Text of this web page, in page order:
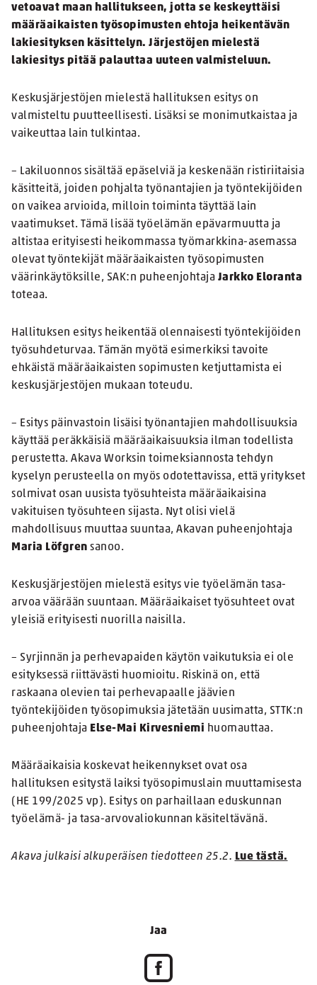
vetoavat maan hallitukseen, jotta se keskeyttäisi
määräaikaisten työsopimusten ehtoja heikentävän
lakiesityksen käsittelyn. Järjestöjen mielestä
lakiesitys pitää palauttaa uuteen valmisteluun.
Keskusjärjestöjen mielestä hallituksen esitys on
valmisteltu puutteellisesti. Lisäksi se monimutkaistaa ja
vaikeuttaa lain tulkintaa.
– Lakiluonnos sisältää epäselviä ja keskenään ristiriitaisia
käsitteitä, joiden pohjalta työnantajien ja työntekijöiden
on vaikea arvioida, milloin toiminta täyttää lain
vaatimukset. Tämä lisää työelämän epävarmuutta ja
altistaa erityisesti heikommassa työmarkkina-asemassa
olevat työntekijät määräaikaisten työsopimusten
väärinkäytöksille, SAK:n puheenjohtaja Jarkko Eloranta
toteaa.
Hallituksen esitys heikentää olennaisesti työntekijöiden
työsuhdeturvaa. Tämän myötä esimerkiksi tavoite
ehkäistä määräaikaisten sopimusten ketjuttamista ei
keskusjärjestöjen mukaan toteudu.
– Esitys päinvastoin lisäisi työnantajien mahdollisuuksia
käyttää peräkkäisiä määräaikaisuuksia ilman todellista
perustetta. Akava Worksin toimeksiannosta tehdyn
kyselyn perusteella on myös odotettavissa, että yritykset
solmivat osan uusista työsuhteista määräaikaisina
vakituisen työsuhteen sijasta. Nyt olisi vielä
mahdollisuus muuttaa suuntaa, Akavan puheenjohtaja
Maria Löfgren sanoo.
Keskusjärjestöjen mielestä esitys vie työelämän tasa-
arvoa väärään suuntaan. Määräaikaiset työsuhteet ovat
yleisiä erityisesti nuorilla naisilla.
– Syrjinnän ja perhevapaiden käytön vaikutuksia ei ole
esityksessä riittävästi huomioitu. Riskinä on, että
raskaana olevien tai perhevapaalle jäävien
työntekijöiden työsopimuksia jätetään uusimatta, STTK:n
puheenjohtaja Else-Mai Kirvesniemi huomauttaa.
Määräaikaisia koskevat heikennykset ovat osa
hallituksen esitystä laiksi työsopimuslain muuttamisesta
(HE 199/2025 vp). Esitys on parhaillaan eduskunnan
työelämä- ja tasa-arvovaliokunnan käsiteltävänä.
Akava julkaisi alkuperäisen tiedotteen 25.2. Lue tästä.
Jaa